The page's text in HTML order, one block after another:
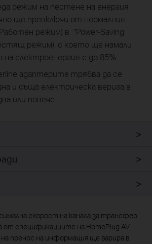
режим на пестене на енергия
ще превключи от нормалния
режим) в "Power-Saving
режим), с което ще намали
електроенергия с до 85%.
адаптерите трябва да се
и съща електрическа верига в
или повече.
скорост на канала за трансфер
от спецификациите на HomePlug AV.
пренос на информация ще варира в